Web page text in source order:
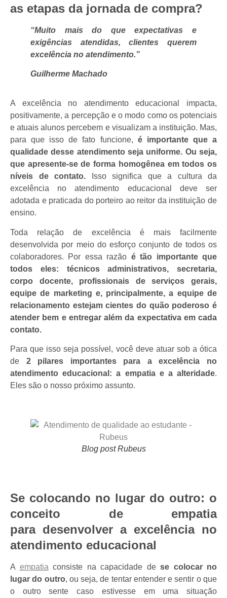
as etapas da jornada de compra?
“Muito mais do que expectativas e
exigências atendidas, clientes querem
excelência no atendimento.”
Guilherme Machado
A excelência no atendimento educacional impacta,
positivamente, a percepção e o modo como os potenciais
e atuais alunos percebem e visualizam a instituição. Mas,
para que isso de fato funcione, é importante que a
qualidade desse atendimento seja uniforme. Ou seja,
que apresente-se de forma homogênea em todos os
níveis de contato.
Isso significa que
a cultura da
excelência no atendimento educacional deve ser
adotada e praticada do porteiro ao reitor da instituição de
ensino.
Toda relação de excelência é mais facilmente
desenvolvida por meio do esforço conjunto de todos os
colaboradores. Por essa razão é tão importante que
todos eles: técnicos administrativos, secretaria,
corpo docente, profissionais de serviços gerais,
equipe de marketing e, principalmente, a equipe de
relacionamento estejam cientes do quão poderoso é
atender bem e entregar além da expectativa em cada
contato.
Para que isso seja possível, você deve atuar sob a ótica
de 2 pilares importantes para a excelência no
atendimento educacional: a empatia e a alteridade.
Eles são o nosso próximo assunto.
Blog post Rubeus
Se colocando no lugar do outro: o
conceito de empatia
para desenvolver a excelência no
atendimento educacional
A empatia consiste na capacidade de se colocar no
lugar do outro, ou seja, de tentar entender e sentir o que
o outro sente caso estivesse em uma situação